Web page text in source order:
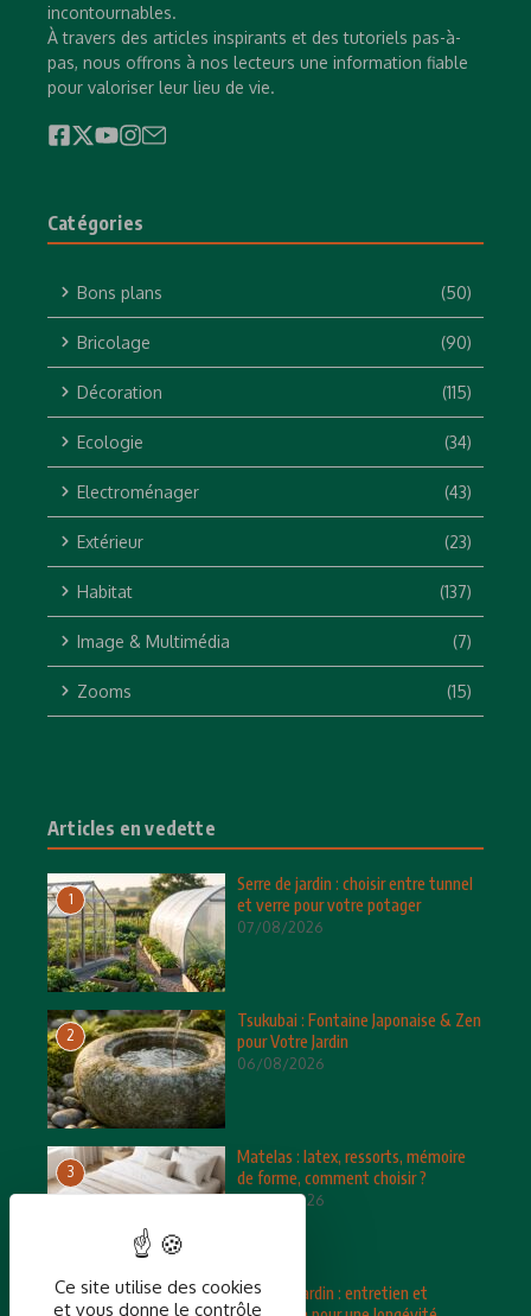
incontournables.
À travers des articles inspirants et des tutoriels pas-à-
pas, nous offrons à nos lecteurs une information fiable
pour valoriser leur lieu de vie.
Catégories
Bons plans (50)
Bricolage (90)
Décoration (115)
Ecologie (34)
Electroménager (43)
Extérieur (23)
Habitat (137)
Image & Multimédia (7)
Zooms (15)
Articles en vedette
1
Serre de jardin : choisir entre tunnel
et verre pour votre potager
07/08/2026
2
Tsukubai : Fontaine Japonaise & Zen
pour Votre Jardin
06/08/2026
3
Matelas : latex, ressorts, mémoire
de forme, comment choisir ?
05/08/2026
4
Salon de jardin : entretien et
Ce site utilise des cookies
et vous donne le contrôle